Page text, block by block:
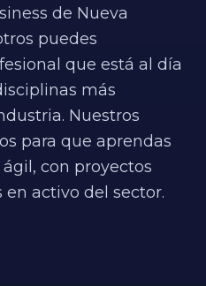
con el objetivo
hacia los
actual en
de Nueva
puedes
que está al día
más
Nuestros
para que aprendas
con proyectos
en activo del sector.